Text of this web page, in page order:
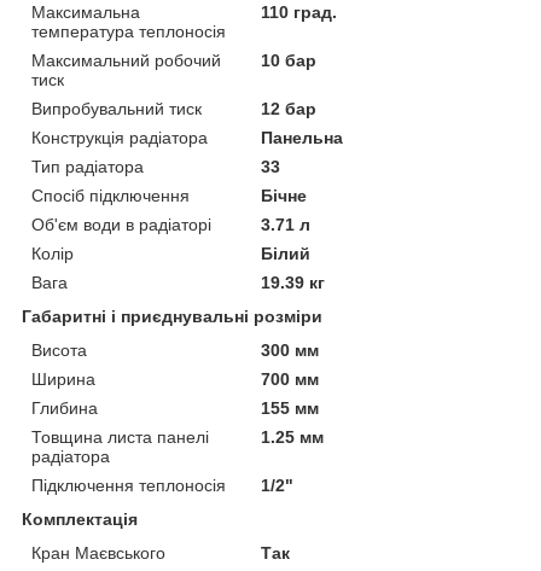
Максимальна
температура теплоносія
110 град.
Максимальний робочий
тиск
10 бар
Випробувальний тиск
12 бар
Конструкція радіатора
Панельна
Тип радіатора
33
Спосіб підключення
Бічне
Об'єм води в радіаторі
3.71 л
Колір
Білий
Вага
19.39 кг
Габаритні і приєднувальні розміри
Висота
300 мм
Ширина
700 мм
Глибина
155 мм
Товщина листа панелі
радіатора
1.25 мм
Підключення теплоносія
1/2"
Комплектація
Кран Маєвського
Так